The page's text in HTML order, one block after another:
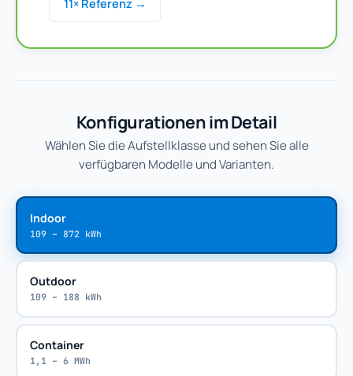
11× Referenz →
Konfigurationen im Detail
Wählen Sie die Aufstellklasse und sehen Sie alle
verfügbaren Modelle und Varianten.
Indoor
109 – 872 kWh
Outdoor
109 – 188 kWh
Container
1,1 – 6 MWh